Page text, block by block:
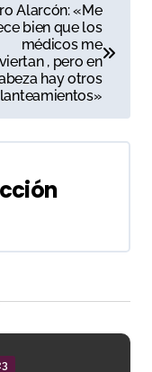
Alarcón: «Me
bien que los
médicos me
, pero en
hay otros